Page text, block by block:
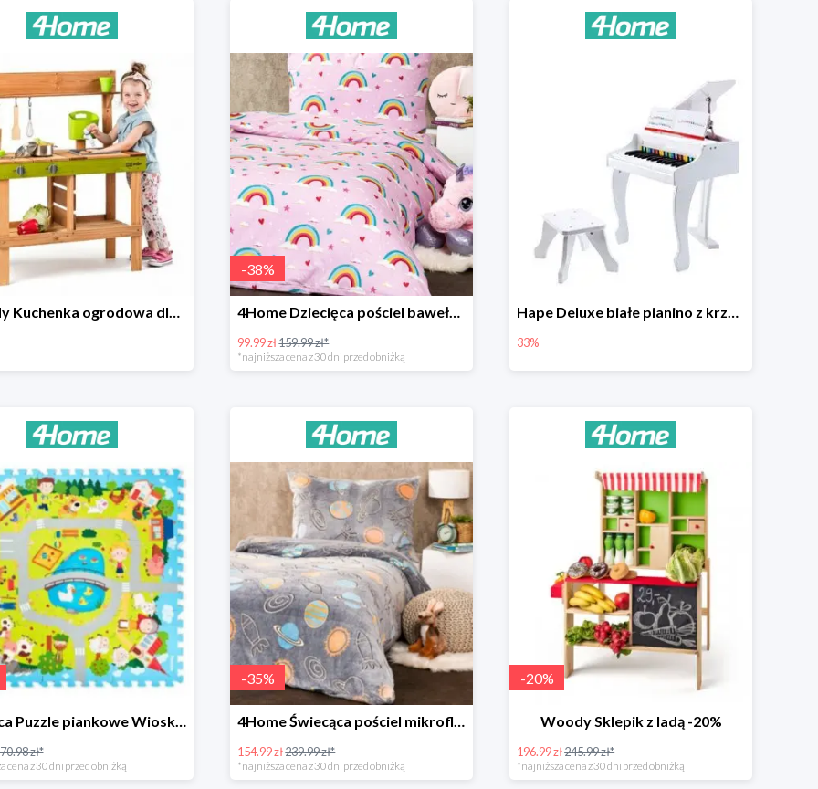
Woody Kuchenka ogrodowa dla dzieci Rosalie
-38%
4Home Dziecięca pościel bawełniana Rainbow
99.99 zł159.99 zł*
*najniższa cena z 30 dni przed obniżką
Hape Deluxe białe pianino z krzesłem -33%
33%
Plastica Puzzle piankowe Wioska -31%
70.98 zł*
cena z 30 dni przed obniżką
-35%
4Home Świecąca pościel mikroflanela Planetarium -35%
154.99 zł239.99 zł*
*najniższa cena z 30 dni przed obniżką
-20%
Woody Sklepik z ladą -20%
196.99 zł245.99 zł*
*najniższa cena z 30 dni przed obniżką